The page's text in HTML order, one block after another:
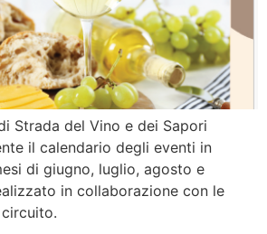
Strada del Vino e dei Sapori
il calendario degli eventi in
di giugno, luglio, agosto e
in collaborazione con le